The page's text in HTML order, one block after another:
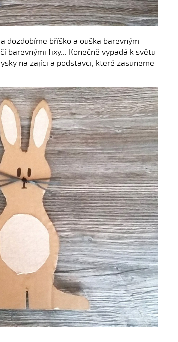
dozdobíme bříško a ouška barevným
barevnými fixy... Konečně vypadá k světu
na zajíci a podstavci, které zasuneme